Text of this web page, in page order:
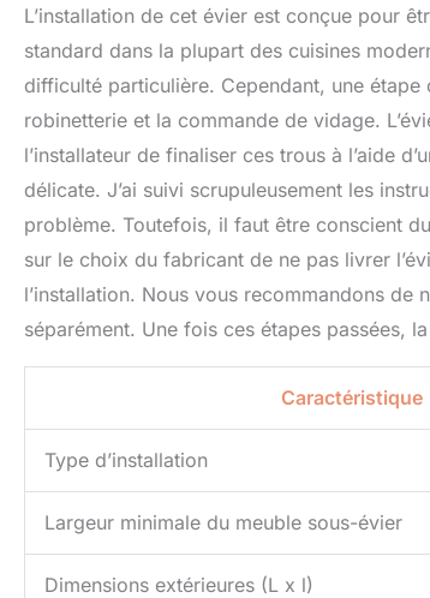
L’installation de cet évier est conçue pour
standard dans la plupart des cuisines
difficulté particulière. Cependant, une
robinetterie et la commande de vidage.
l’installateur de finaliser ces trous à l’aide
délicate. J’ai suivi scrupuleusement les
problème. Toutefois, il faut être conscient
sur le choix du fabricant de ne pas livrer
l’installation. Nous vous recommandons
séparément. Une fois ces étapes passées,
Caractéristique
Type d’installation
Largeur minimale du meuble sous-évier
Dimensions extérieures (L x l)